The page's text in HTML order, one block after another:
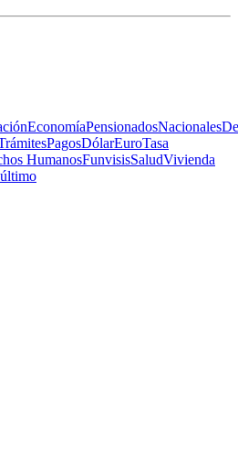
EconomíaPensionadosNacionales
PagosDólarEuroTasa
HumanosFunvisisSaludVivienda